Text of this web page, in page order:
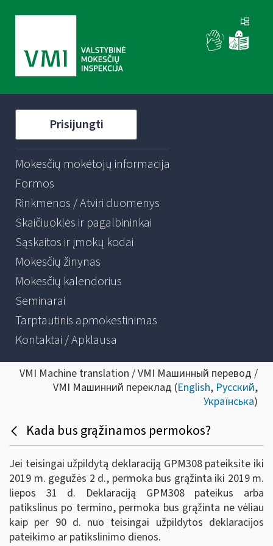
Prisijungti
Mokesčių mokėtojų informacija
Formos
Rinkmenos / Atviri duomenys
Skaičiuoklės ir pagalbininkai
Sąskaitos ir įmokų kodai
Mokesčių žinynas
Mokesčių kalendorius
Seminarai
Tarptautinis apmokestinimas
Kontaktai / Apklausa
VMI Machine translation / VMI Машинный перевод /
VMI Машинний переклад (English, Русский,
Українська)
Kada bus grąžinamos permokos?
Jei teisingai užpildytą deklaraciją GPM308 pateiksite iki
2019 m. gegužės 2 d., permoka bus grąžinta iki 2019 m.
liepos 31 d. Deklaraciją GPM308 pateikus arba
patikslinus po termino, permoka bus grąžinta ne vėliau
kaip per 90 d. nuo teisingai užpildytos deklaracijos
pateikimo ar patikslinimo dienos.